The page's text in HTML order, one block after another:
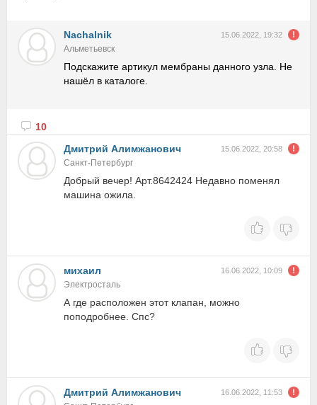
Nachalnik 15.06.2022, 19:32
Альметьевск
Подскажите артикул мембраны данного узла. Не
нашёл в каталоге.
10
Дмитрий Алимжанович
15.06.2022, 20:58
Санкт-Петербург
Добрый вечер! Арт.8642424 Недавно поменял
машина ожила.
михаил 16.06.2022, 10:09
Электросталь
А где расположен этот клапан, можно
поподробнее. Спс?
Дмитрий Алимжанович 16.06.2022, 11:53